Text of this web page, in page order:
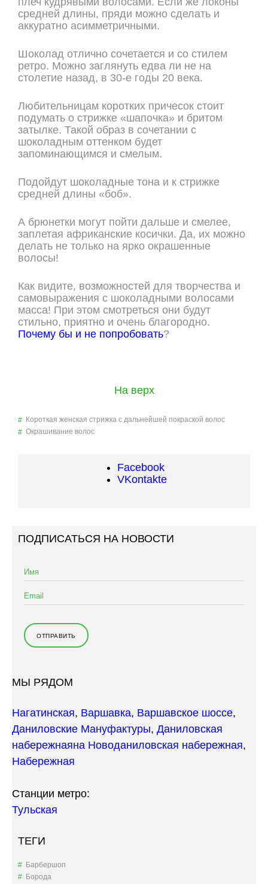
средней длины, пряди можно сделать и
аккуратно асимметричными.
Шоколад отлично сочетается и со стилем
ретро. Можно заглянуть едва ли не на
столетие назад, в 30-е годы 20 века.
Любительницам коротких причесок стоит
подумать о стрижке «шапочка» и бритом
затылке. Такой образ в сочетании с
шоколадным оттенком будет
запоминающимся и смелым.
Подойдут шоколадные тона и к стрижке
средней длины «боб».
А брюнетки могут пойти дальше и смелее,
заплетая африканские косички. Да, их можно
делать не только на ярко окрашенные
волосы!
Как видите, возможностей для творчества и
самовыражения с шоколадными волосами
масса! При этом смотреться они будут
стильно, приятно и очень благородно.
Почему бы и не попробовать?
На верх
Короткая женская стрижка с дальнейшей покраской волос
Окрашивание волос
Facebook
VKontakte
ПОДПИСАТЬСЯ НА НОВОСТИ
МЫ РЯДОМ
Нагатинская, Варшавка, Варшавское шоссе,
Даниловские Мануфактуры, Даниловская
набережнаяна Новоданиловская набережная,
Набережная
Станции метро:
Тульская
ТЕГИ
Барбершоп
Борода